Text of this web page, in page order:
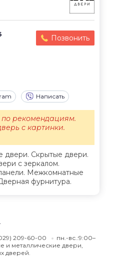
Позвонить
Написать
двери. Скрытые двери.
с зеркалом.
Межкомнатные
фурнитура.
по рекомендациям.
с картинки.
209-60-00
пн.-вс.:9:00–
и металлические двери,
дверей.